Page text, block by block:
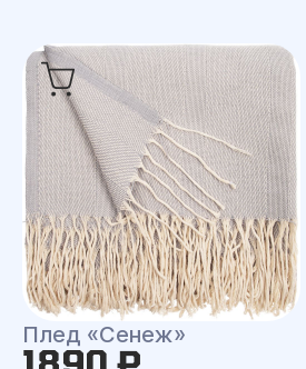
Плед «Сенеж»